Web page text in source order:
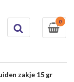
0
zakje 15 gr